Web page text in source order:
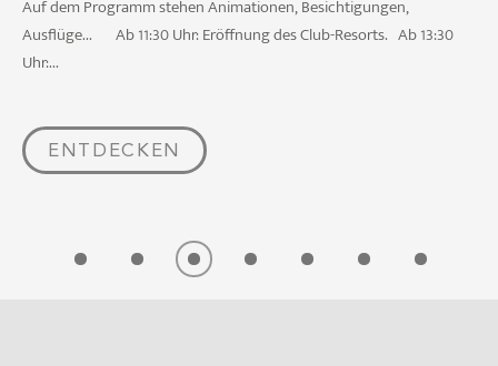
Auf dem Programm stehen Animationen, Besichtigungen,
Ausflüge... Ab 11:30 Uhr: Eröffnung des Club-Resorts. Ab 13:30
Uhr:...
ENTDECKEN